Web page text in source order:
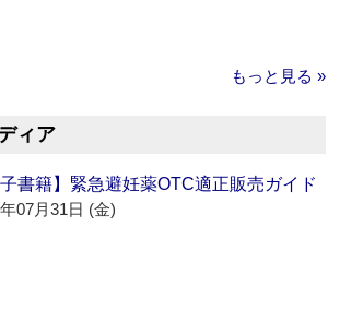
もっと見る »
ィア
子書籍】緊急避妊薬OTC適正販売ガイド
07月31日 (金)